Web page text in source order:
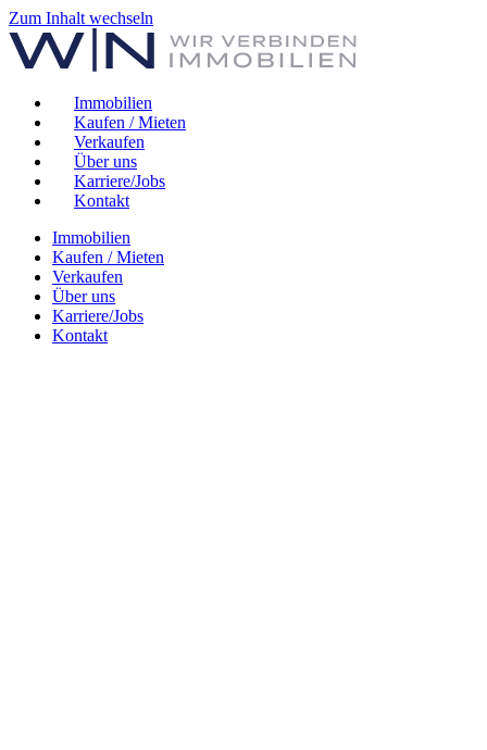
Zum Inhalt wechseln
Immobilien
Kaufen / Mieten
Verkaufen
Über uns
Karriere/Jobs
Kontakt
Immobilien
Kaufen / Mieten
Verkaufen
Über uns
Karriere/Jobs
Kontakt